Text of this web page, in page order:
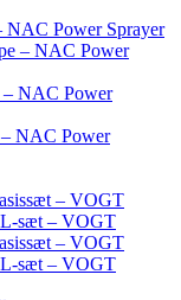
NAC Power Sprayer
– NAC Power
– NAC Power
NAC Power
– VOGT
sæt – VOGT
– VOGT
sæt – VOGT